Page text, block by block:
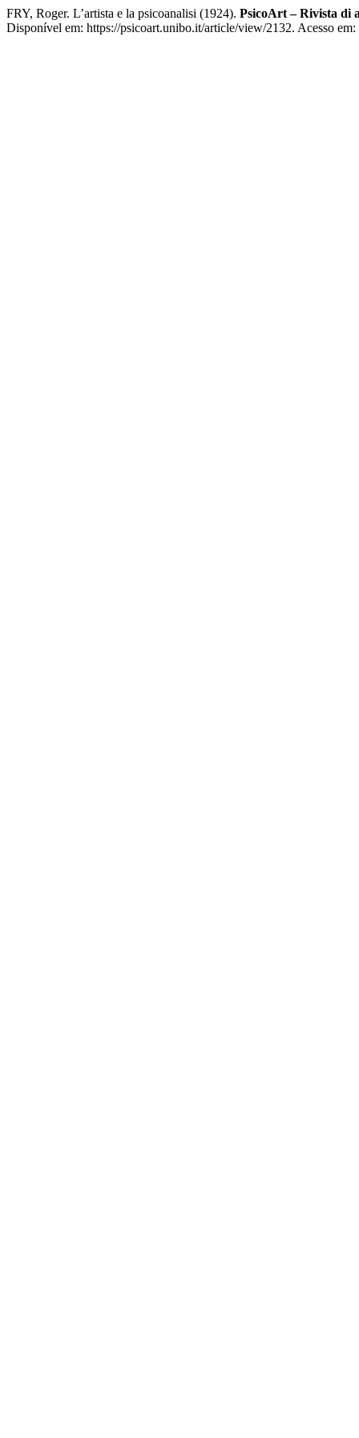
FRY, Roger. L’artista e la psicoanalisi (1924). PsicoArt – Rivista di
Disponível em: https://psicoart.unibo.it/article/view/2132. Acesso em: